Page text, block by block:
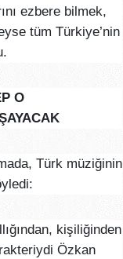
ezbere bilmek,
tüm Türkiye’nin
O
Türk müziğinin
kişiliğinden
Özkan